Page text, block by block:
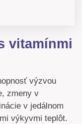
vitamínmi
výzvou
zmeny v
v jedálnom
výkyvmi teplôt.